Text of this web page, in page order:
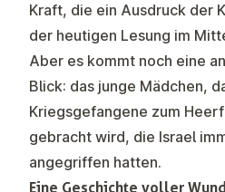
Kraft, die ein Ausdruck der
der heutigen Lesung im
Aber es kommt noch eine
Blick: das junge Mädchen,
Kriegsgefangene zum
gebracht wird, die Israel
angegriffen hatten.
Eine Geschichte voller